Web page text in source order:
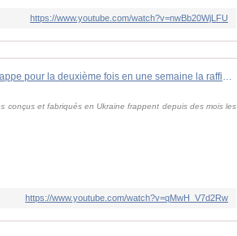
https://www.youtube.com/watch?v=nwBb20WjLFU
Ukraine frappe pour la deuxième fois en une semaine la raffinerie russe d'Oufa
conçus et fabriqués en Ukraine frappent depuis des mois les
https://www.youtube.com/watch?v=qMwH_V7d2Rw